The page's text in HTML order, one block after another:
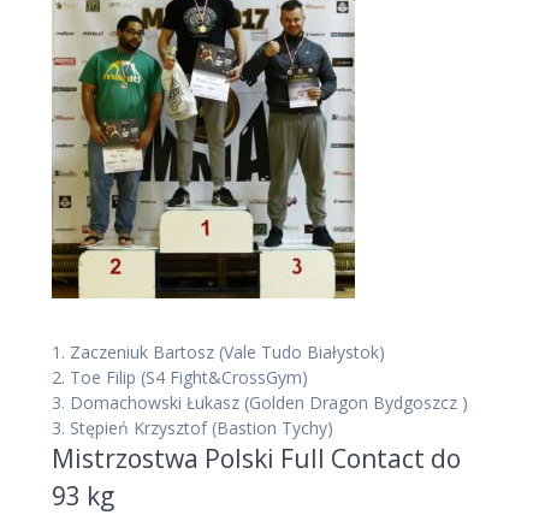
1. Zaczeniuk Bartosz (Vale Tudo Białystok)
2. Toe Filip (S4 Fight&CrossGym)
3. Domachowski Łukasz (Golden Dragon Bydgoszcz )
3. Stępień Krzysztof (Bastion Tychy)
Mistrzostwa Polski Full Contact do
93 kg